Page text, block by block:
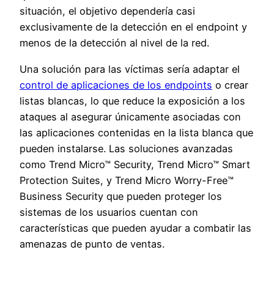
situación, el objetivo dependería casi
exclusivamente de la detección en el endpoint y
menos de la detección al nivel de la red.
Una solución para las víctimas sería adaptar el
control de aplicaciones de los endpoints o crear
listas blancas, lo que reduce la exposición a los
ataques al asegurar únicamente asociadas con
las aplicaciones contenidas en la lista blanca que
pueden instalarse. Las soluciones avanzadas
como Trend Micro™ Security, Trend Micro™ Smart
Protection Suites, y Trend Micro Worry-Free™
Business Security que pueden proteger los
sistemas de los usuarios cuentan con
características que pueden ayudar a combatir las
amenazas de punto de ventas.